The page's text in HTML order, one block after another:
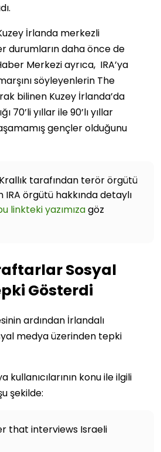
İrlanda merkezli
durumların daha önce de
Merkezi ayrıca, IRA’ya
söyleyenlerin The
bilinen Kuzey İrlanda’da
70’li yıllar ile 90’lı yıllar
gençler olduğunu
tarafından terör örgütü
örgütü hakkında detaylı
linkteki yazımızagöz
Sosyal
Gösterdi
ardından İrlandalı
medya üzerinden tepki
kullanıcılarının konu ile ilgili
şekilde:
that interviews Israeli